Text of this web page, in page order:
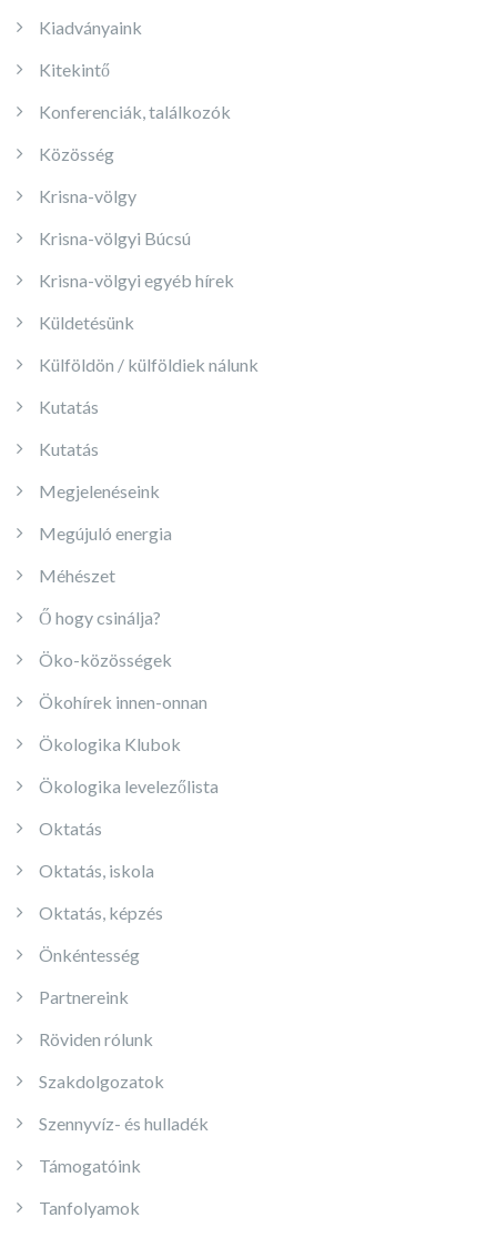
Kiadványaink
Kitekintő
Konferenciák, találkozók
Közösség
Krisna-völgy
Krisna-völgyi Búcsú
Krisna-völgyi egyéb hírek
Küldetésünk
Külföldön / külföldiek nálunk
Kutatás
Kutatás
Megjelenéseink
Megújuló energia
Méhészet
Ő hogy csinálja?
Öko-közösségek
Ökohírek innen-onnan
Ökologika Klubok
Ökologika levelezőlista
Oktatás
Oktatás, iskola
Oktatás, képzés
Önkéntesség
Partnereink
Röviden rólunk
Szakdolgozatok
Szennyvíz- és hulladék
Támogatóink
Tanfolyamok